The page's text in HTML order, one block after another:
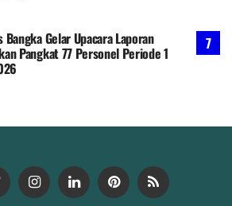
Bangka Gelar Upacara Laporan
Pangkat 77 Personel Periode 1